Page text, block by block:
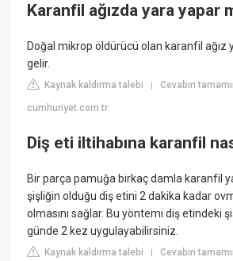
Karanfil ağızda yara yapar
Doğal mikrop öldürücü olan karanfil ağız
gelir.
Kaynak kaldırma talebi |Cevabın
cumhuriyet.com.tr
Diş eti iltihabına karanfil
Bir parça pamuğa birkaç damla karanfil
şişliğin olduğu diş etini 2 dakika kadar
olmasını sağlar. Bu yöntemi diş etindeki
günde 2 kez uygulayabilirsiniz.
Kaynak kaldırma talebi |Cevabın